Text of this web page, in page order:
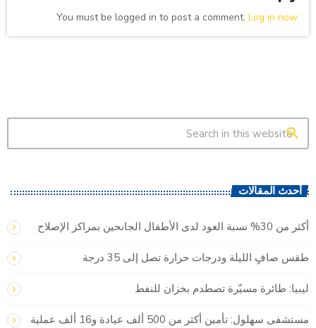
You must be logged in to post a comment. Log in now
search
أحدث المقالات
أكثر من 30% نسبة العود لدى الأطفال الجانحين بمراكز الإصلاح
طقس صافٍ الليلة ودرجات حرارة تصل إلى 35 درجة
ليبيا: طائرة مسيّرة تصطدم بخزان للنفط
مستشفى سهلول: تأمين أكثر من 500 ألف عيادة و16 ألف عملية